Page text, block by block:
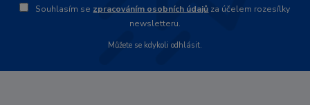
Souhlasím se zpracováním osobních údajů za účelem rozesílky
newsletteru.
Můžete se kdykoli odhlásit.